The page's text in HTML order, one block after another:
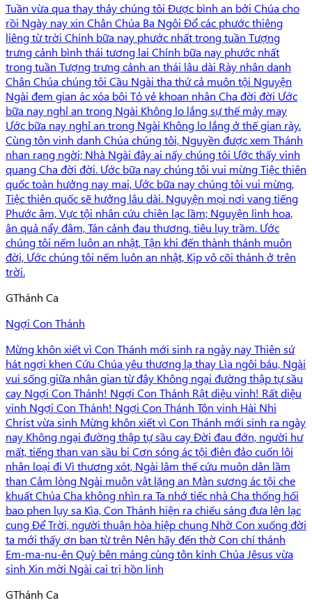
Tuần vừa qua thay thảy chúng tôi Được bình an bởi Chúa cho
rồi Ngày nay xin Chân Chúa Ba Ngôi Đổ các phước thiêng
liêng từ trời Chính bữa nay phước nhất trong tuần Tượng
trưng cảnh bình thái tương lai Chính bữa nay phước nhất
trong tuần Tượng trưng cảnh an thái lâu dài Rày nhân danh
Chân Chúa chúng tôi Cầu Ngài tha thứ cả muôn tội Nguyện
Ngài đem gian ác xóa bôi Tỏ vẻ khoan nhân Cha đời đời Ước
bữa nay nghỉ an trong Ngài Không lo lắng sự thế mảy may
Ước bữa nay nghỉ an trong Ngài Không lo lắng ở thế gian rày.
Cùng tôn vinh danh Chúa chúng tôi, Nguyền được xem Thánh
nhan rạng ngời; Nhà Ngài đây ai nấy chúng tôi Ước thấy vinh
quang Cha đời đời. Ước bữa nay chúng tôi vui mừng Tiệc thiên
quốc toàn hưởng nay mai, Ước bữa nay chúng tôi vui mừng,
Tiệc thiên quốc sẽ hưởng lâu dài. Nguyện mọi nơi vang tiếng
Phước âm, Vực tội nhân cứu chiên lạc lầm; Nguyện linh hoa,
ân quả nẩy đâm, Tán cảnh đau thương, tiêu lụy trầm. Ước
chúng tôi nếm luôn an nhật, Tận khi đến thành thánh muôn
đời, Ước chúng tôi nếm luôn an nhật, Kịp vô cõi thánh ở trên
trời.
GThánh Ca
Ngợi Con Thánh
Mừng khôn xiết vì Con Thánh mới sinh ra ngày nay Thiên sứ
hát ngợi khen Cứu Chúa yêu thương lạ thay Lìa ngôi báu, Ngài
vui sống giữa nhân gian từ đây Không ngại đường thập tự sầu
cay Ngợi Con Thánh! Ngợi Con Thánh Rật diệu vinh! Rất diệu
vinh Ngợi Con Thánh! Ngợi Con Thánh Tôn vinh Hài Nhi
Christ vừa sinh Mừng khôn xiết vì Con Thánh mới sinh ra ngày
nay Không ngại đường thập tự sầu cay Đời đau đớn, người hư
mất, tiếng than van sầu bi Cơn sóng ác tội điên đảo cuốn lôi
nhân loại đi Vì thương xót, Ngài lâm thế cứu muôn dân lầm
than Cảm lòng Ngài muôn vật lặng an Màn sương ác tội che
khuất Chúa Cha không nhìn ra Ta nhớ tiếc nhà Cha thống hối
bao phen lụy sa Kìa, Con Thánh hiện ra chiếu sáng đưa lên lạc
cung Để Trời, người thuận hòa hiệp chung Nhờ Con xuống đời
ta mới thấy ơn ban từ trên Nên hãy đến thờ Con chí thánh
Em-ma-nu-ên Quỳ bên máng cùng tôn kính Chúa Jêsus vừa
sinh Xin mời Ngài cai trị hồn linh
GThánh Ca